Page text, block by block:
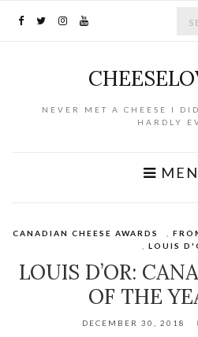
NEVER MET A CHEESE I
HARDLY
CANADIAN CHEESE AWARDS
LOUIS
LOUIS D’OR:
OF THE
DECEMBER 30, 2018